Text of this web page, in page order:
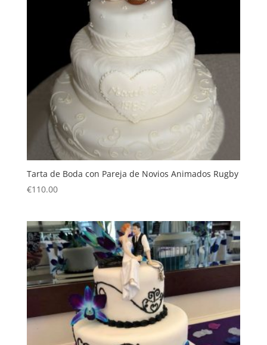
Tarta de Boda con Pareja de Novios Animados Rugby
€110.00